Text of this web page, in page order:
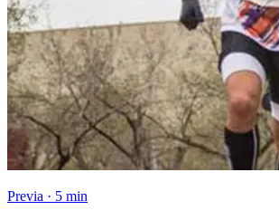
Previa · 5 min